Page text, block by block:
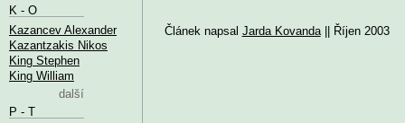
Článek napsal Jarda Kovanda|| Říjen 2003
K - O
Kazancev Alexander
Kazantzakis Nikos
King Stephen
King William
další
P - T